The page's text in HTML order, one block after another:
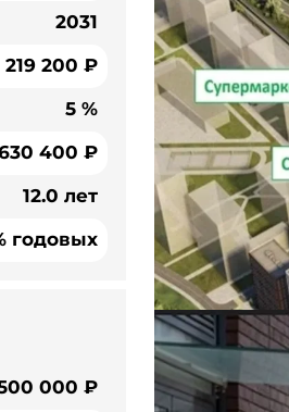
2031
219 200 ₽
5 %
400 ₽
12.0 лет
годовых
000 ₽